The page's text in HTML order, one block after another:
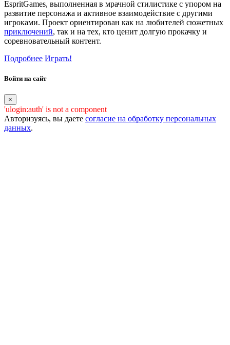
EspritGames, выполненная в мрачной стилистике с упором на
развитие персонажа и активное взаимодействие с другими
игроками. Проект ориентирован как на любителей сюжетных
приключений, так и на тех, кто ценит долгую прокачку и
соревновательный контент.
Подробнее Играть!
Войти на сайт
×
'ulogin:auth' is not a component
Авторизуясь, вы даете согласие на обработку персональных
данных.